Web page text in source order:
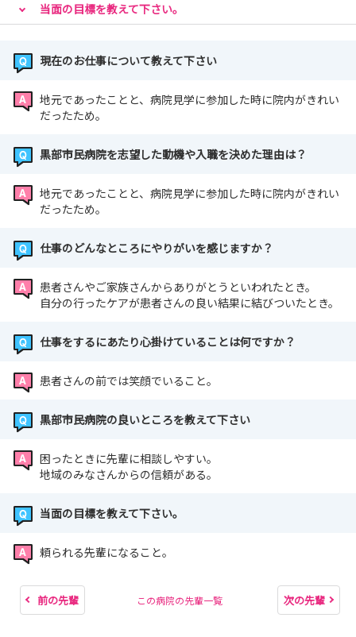
当面の目標を教えて下さい。
現在のお仕事について教えて下さい
地元であったことと、病院見学に参加した時に院内がきれい
だったため。
黒部市民病院を志望した動機や入職を決めた理由は？
地元であったことと、病院見学に参加した時に院内がきれい
だったため。
仕事のどんなところにやりがいを感じますか？
患者さんやご家族さんからありがとうといわれたとき。
自分の行ったケアが患者さんの良い結果に結びついたとき。
仕事をするにあたり心掛けていることは何ですか？
患者さんの前では笑顔でいること。
黒部市民病院の良いところを教えて下さい
困ったときに先輩に相談しやすい。
地域のみなさんからの信頼がある。
当面の目標を教えて下さい。
頼られる先輩になること。
前の先輩 この病院の先輩一覧 次の先輩